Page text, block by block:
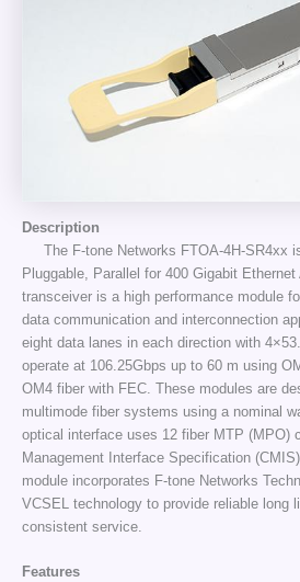
Description
The F-tone Networks FTOA-4H-SR4xx is
Pluggable, Parallel for 400 Gigabit
transceiver is a high performance module
data communication and interconnection
eight data lanes in each direction with
operate at 106.25Gbps up to 60 m using
OM4 fiber with FEC. These modules are
multimode fiber systems using a nominal
optical interface uses 12 fiber MTP (MPO)
Management Interface Specification
module incorporates F-tone Networks
VCSEL technology to provide reliable long
consistent service.
Features